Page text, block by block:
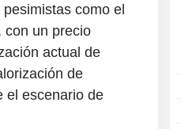
como el
con un precio
actual de
de
el escenario de